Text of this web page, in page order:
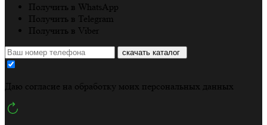
Получить в WhatsApp
Получить в Telegram
Получить в Viber
скачать каталог
Даю согласие на обработку моих персональных данных